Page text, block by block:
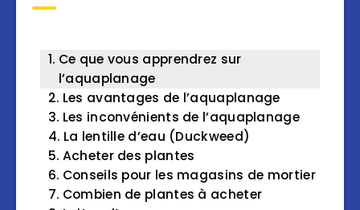
Ce que vous apprendrez sur
l’aquaplanage
Les avantages de l’aquaplanage
Les inconvénients de l’aquaplanage
La lentille d’eau (Duckweed)
Acheter des plantes
Conseils pour les magasins de mortier
Combien de plantes à acheter